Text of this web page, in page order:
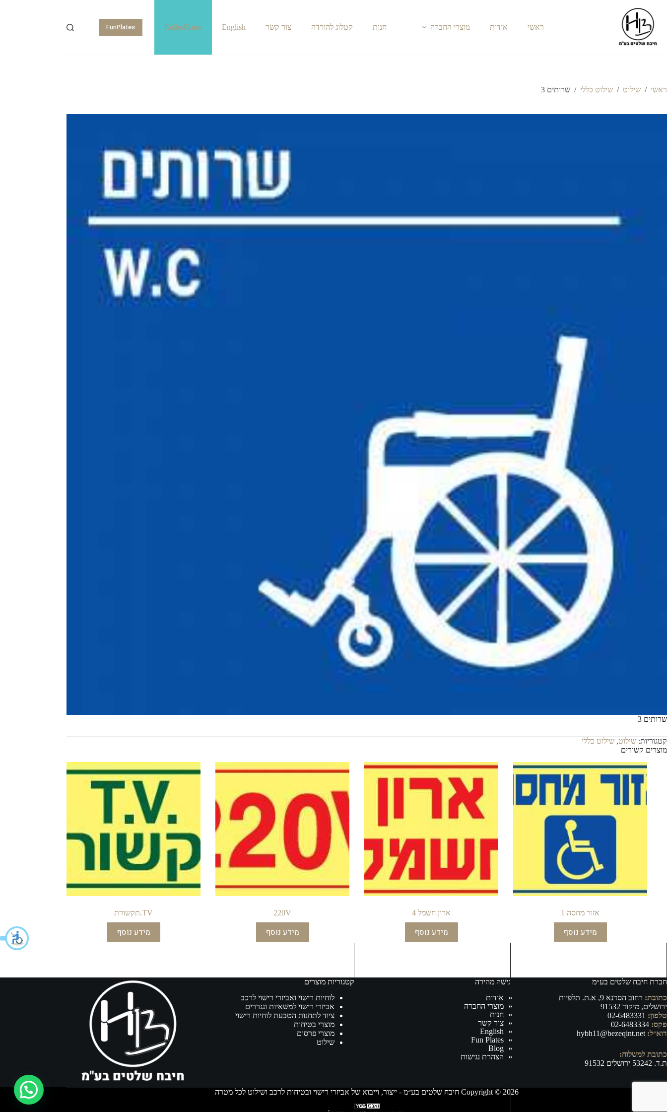
ראשי אודות מוצרי החברה חנות קטלוג להורדה צור קשר English
RollerPlates
FunPlates
Shopping
ראשי / שילוט / שילוט כללי / שרותים 3
שרותים 3
קטגוריות: שילוט, שילוט כללי
מוצרים קשורים
אזור מחסה 1
מידע נוסף
ארון חשמל 4
מידע נוסף
220V
מידע נוסף
TV.תקשורת
מידע נוסף
חברת חיבח שלטים בע״מ
כתובת:
רחוב הסדנא 9, א.ת. תלפיות
ירושלים, מיקוד 91532
טלפון: 02-6483331
פקס:
דוא״ל: hybh11@bezeqint.net
כתובת למשלוח:
ת.ד. 53242 ירושלים 91532
גישה מהירה
אודות
מוצרי החברה
חנות
צור קשר
English
Fun Plates
Blog
הצהרת נגישות
קטגוריות מוצרים
לוחיות רישוי ואביזרי רישוי לרכב
אביזרי רישוי למשאיות ונגררים
ציוד לתחנות הטבעת לוחיות רישוי
מוצרי בטיחות
מוצרי פרסום
שילוט
Copyright © 2026 חיבח שלטים בע״מ - ייצור, וייבוא של אביזרי רישוי ובטיחות לרכב ושילוט לכל מטרה איך אפשר לעזור?